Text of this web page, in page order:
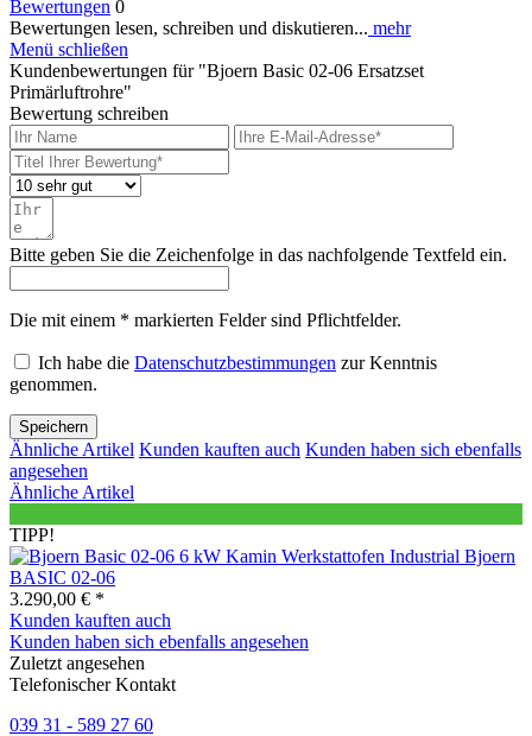
Bewertungen 0
Bewertungen lesen, schreiben und diskutieren... mehr
Menü schließen
Kundenbewertungen für "Bjoern Basic 02-06 Ersatzset
Primärluftrohre"
Bewertung schreiben
Bitte geben Sie die Zeichenfolge in das nachfolgende Textfeld ein.
Die mit einem * markierten Felder sind Pflichtfelder.
Ich habe die Datenschutzbestimmungen zur Kenntnis
genommen.
Speichern
Ähnliche Artikel Kunden kauften auch Kunden haben sich ebenfalls
angesehen
Ähnliche Artikel
TIPP!
Bjoern
BASIC 02-06
3.290,00 € *
Kunden kauften auch
Kunden haben sich ebenfalls angesehen
Zuletzt angesehen
Telefonischer Kontakt
039 31 - 589 27 60